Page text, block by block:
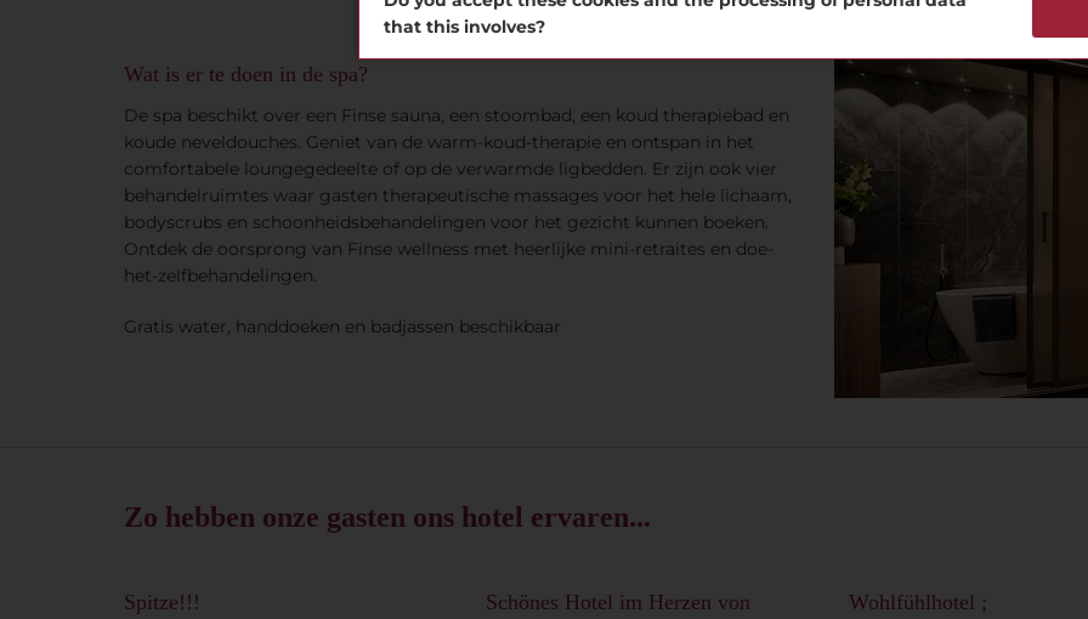
Wat is er te doen in de spa?
De spa beschikt over een Finse sauna, een stoombad, een koud therapiebad en
koude neveldouches. Geniet van de warm-koud-therapie en ontspan in het
comfortabele loungegedeelte of op de verwarmde ligbedden. Er zijn ook vier
behandelruimtes waar gasten therapeutische massages voor het hele lichaam,
bodyscrubs en schoonheidsbehandelingen voor het gezicht kunnen boeken.
Ontdek de oorsprong van Finse wellness met heerlijke mini-retraites en doe-
het-zelfbehandelingen.
Gratis water, handdoeken en badjassen beschikbaar
Zo hebben onze gasten ons hotel ervaren...
Spitze!!!
Schönes Hotel im Herzen von
Wohlfühlhotel ;
that this involves?